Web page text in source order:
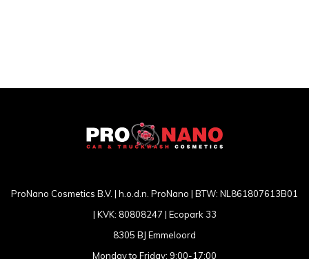
ProNano Cosmetics B.V. | h.o.d.n. ProNano | BTW: NL861807613B01
| KVK: 80808247 | Ecopark 33
8305 BJ Emmeloord
Monday to Friday: 9:00-17:00